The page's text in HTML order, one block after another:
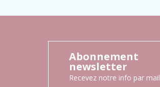
Abonnement
newsletter
Recevez notre info par mail